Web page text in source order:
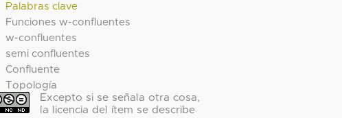
Palabras clave
Funciones w-confluentes
w-confluentes
semi confluentes
Confluente
Topología
Excepto si se señala otra cosa,
la licencia del ítem se describe